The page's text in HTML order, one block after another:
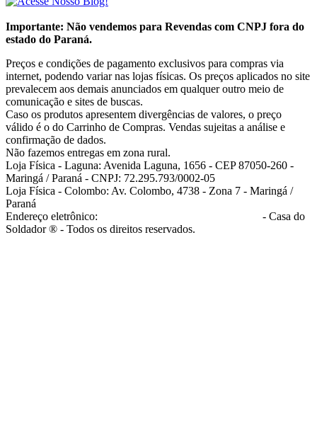
Importante: Não vendemos para Revendas com CNPJ fora do
estado do Paraná.
Preços e condições de pagamento exclusivos para compras via
internet, podendo variar nas lojas físicas. Os preços aplicados no site
prevalecem aos demais anunciados em qualquer outro meio de
comunicação e sites de buscas.
Caso os produtos apresentem divergências de valores, o preço
válido é o do Carrinho de Compras. Vendas sujeitas a análise e
confirmação de dados.
Não fazemos entregas em zona rural.
Loja Física - Laguna: Avenida Laguna, 1656 - CEP 87050-260 -
Maringá / Paraná - CNPJ: 72.295.793/0002-05
Loja Física - Colombo: Av. Colombo, 4738 - Zona 7 - Maringá /
Paraná
Endereço eletrônico:
- Casa do
Soldador ® - Todos os direitos reservados.